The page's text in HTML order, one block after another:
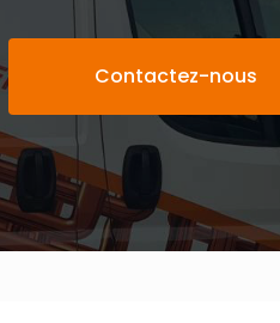
Contactez-nous